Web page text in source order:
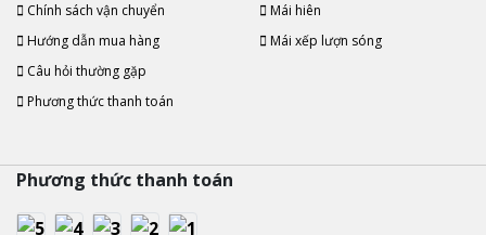
Chính sách vận chuyển
Hướng dẫn mua hàng
Câu hỏi thường gặp
Phương thức thanh toán
Mái hiên
Mái xếp lượn sóng
Phương thức thanh toán